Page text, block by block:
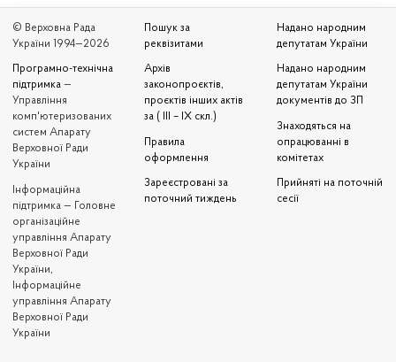
© Верховна Рада
України 1994—2026
Програмно-технічна
підтримка —
Управління
комп'ютеризованих
систем Апарату
Верховної Ради
України
Iнформаційна
підтримка — Головне
організаційне
управління Апарату
Верховної Ради
України,
Інформаційне
управління Апарату
Верховної Ради
України
Пошук за
реквізитами
Архів
законопроєктів,
проєктів інших актів
за ( III – IX скл.)
Правила
оформлення
Зареєстровані за
поточний тиждень
Надано народним
депутатам України
Надано народним
депутатам України
документів до ЗП
Знаходяться на
опрацюванні в
комітетах
Прийняті на поточній
сесії